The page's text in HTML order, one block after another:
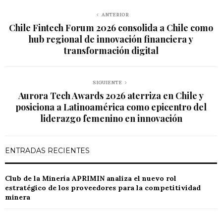
ANTERIOR
Chile Fintech Forum 2026 consolida a Chile como
hub regional de innovación financiera y
transformación digital
SIGUIENTE
Aurora Tech Awards 2026 aterriza en Chile y
posiciona a Latinoamérica como epicentro del
liderazgo femenino en innovación
ENTRADAS RECIENTES
Club de la Minería APRIMIN analiza el nuevo rol
estratégico de los proveedores para la competitividad
minera